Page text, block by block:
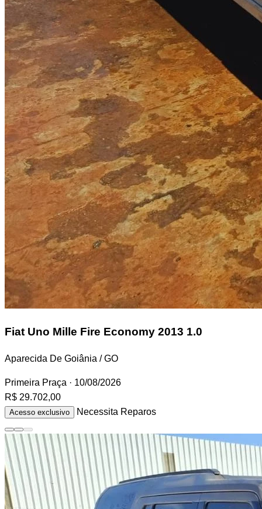
Fiat Uno Mille Fire Economy 2013 1.0
Aparecida De Goiânia / GO
Primeira Praça · 10/08/2026
R$ 29.702,00
Acesso exclusivo Necessita Reparos